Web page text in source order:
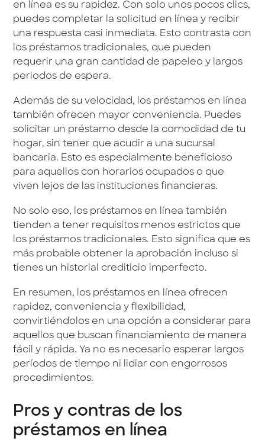
en línea es su rapidez. Con solo unos pocos clics,
puedes completar la solicitud en línea y recibir
una respuesta casi inmediata. Esto contrasta con
los préstamos tradicionales, que pueden
requerir una gran cantidad de papeleo y largos
periodos de espera.
Además de su velocidad, los préstamos en línea
también ofrecen mayor conveniencia. Puedes
solicitar un préstamo desde la comodidad de tu
hogar, sin tener que acudir a una sucursal
bancaria. Esto es especialmente beneficioso
para aquellos con horarios ocupados o que
viven lejos de las instituciones financieras.
No solo eso, los préstamos en línea también
tienden a tener requisitos menos estrictos que
los préstamos tradicionales. Esto significa que es
más probable obtener la aprobación incluso si
tienes un historial crediticio imperfecto.
En resumen, los préstamos en línea ofrecen
rapidez, conveniencia y flexibilidad,
convirtiéndolos en una opción a considerar para
aquellos que buscan financiamiento de manera
fácil y rápida. Ya no es necesario esperar largos
períodos de tiempo ni lidiar con engorrosos
procedimientos.
Pros y contras de los
préstamos en línea